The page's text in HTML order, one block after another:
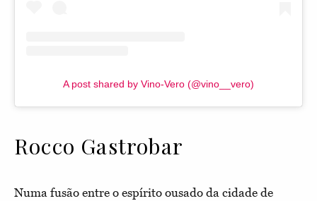
A post shared by Vino-Vero (@vino__vero)
Rocco Gastrobar
Numa fusão entre o espírito ousado da cidade de